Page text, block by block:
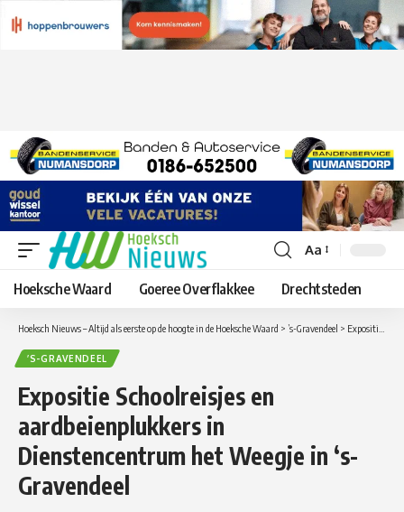
Lettergrootte
aanpassen
Aa
Hoeksche Waard Goeree Overflakkee Drechtsteden
Hoeksch Nieuws – Altijd als eerste op de hoogte in de Hoeksche Waard > ’s-Gravendeel > Expositie Schoolreisjes en aardbeienplukkers in Dienstencentrum het Weegje in ‘s-Gravendeel
’S-GRAVENDEEL
Expositie Schoolreisjes en
aardbeienplukkers in
Dienstencentrum het Weegje in ‘s-
Gravendeel